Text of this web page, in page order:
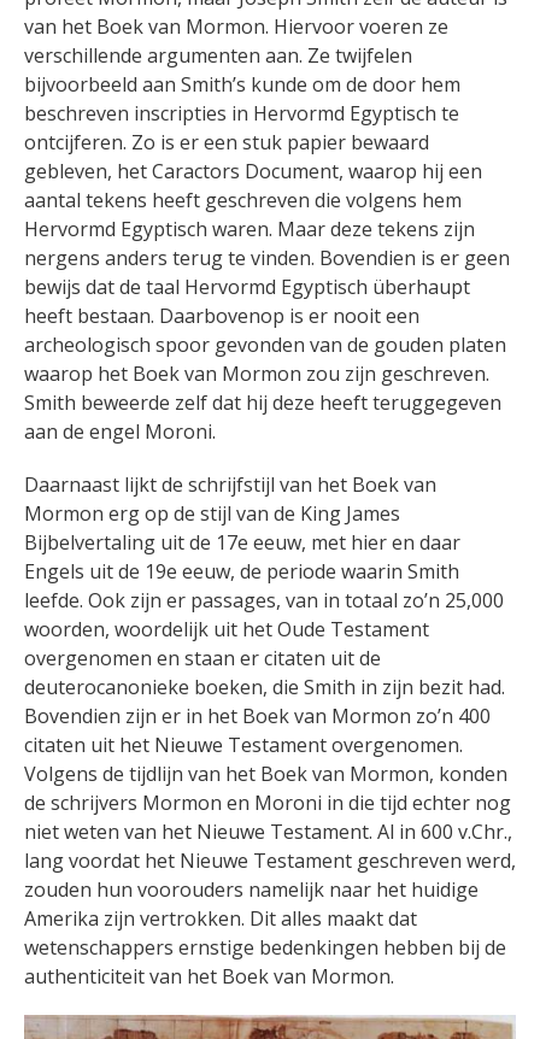
van het Boek van Mormon. Hiervoor voeren ze
verschillende argumenten aan. Ze twijfelen
bijvoorbeeld aan Smith’s kunde om de door hem
beschreven inscripties in Hervormd Egyptisch te
ontcijferen. Zo is er een stuk papier bewaard
gebleven, het Caractors Document, waarop hij een
aantal tekens heeft geschreven die volgens hem
Hervormd Egyptisch waren. Maar deze tekens zijn
nergens anders terug te vinden. Bovendien is er geen
bewijs dat de taal Hervormd Egyptisch überhaupt
heeft bestaan. Daarbovenop is er nooit een
archeologisch spoor gevonden van de gouden platen
waarop het Boek van Mormon zou zijn geschreven.
Smith beweerde zelf dat hij deze heeft teruggegeven
aan de engel Moroni.
Daarnaast lijkt de schrijfstijl van het Boek van
Mormon erg op de stijl van de King James
Bijbelvertaling uit de 17e eeuw, met hier en daar
Engels uit de 19e eeuw, de periode waarin Smith
leefde. Ook zijn er passages, van in totaal zo’n 25,000
woorden, woordelijk uit het Oude Testament
overgenomen en staan er citaten uit de
deuterocanonieke boeken, die Smith in zijn bezit had.
Bovendien zijn er in het Boek van Mormon zo’n 400
citaten uit het Nieuwe Testament overgenomen.
Volgens de tijdlijn van het Boek van Mormon, konden
de schrijvers Mormon en Moroni in die tijd echter nog
niet weten van het Nieuwe Testament. Al in 600 v.Chr.,
lang voordat het Nieuwe Testament geschreven werd,
zouden hun voorouders namelijk naar het huidige
Amerika zijn vertrokken. Dit alles maakt dat
wetenschappers ernstige bedenkingen hebben bij de
authenticiteit van het Boek van Mormon.